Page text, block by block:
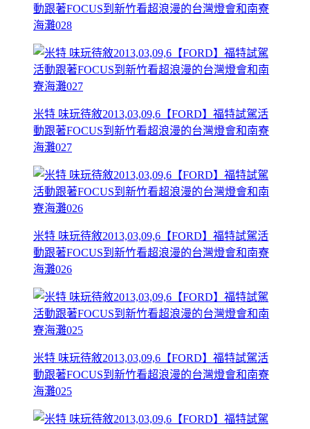
動跟著FOCUS到新竹看超浪漫的台灣燈會和南寮
海灘028
米特 味玩待敘2013,03,09,6【FORD】福特試駕活
動跟著FOCUS到新竹看超浪漫的台灣燈會和南寮
海灘027
米特 味玩待敘2013,03,09,6【FORD】福特試駕活
動跟著FOCUS到新竹看超浪漫的台灣燈會和南寮
海灘026
米特 味玩待敘2013,03,09,6【FORD】福特試駕活
動跟著FOCUS到新竹看超浪漫的台灣燈會和南寮
海灘025